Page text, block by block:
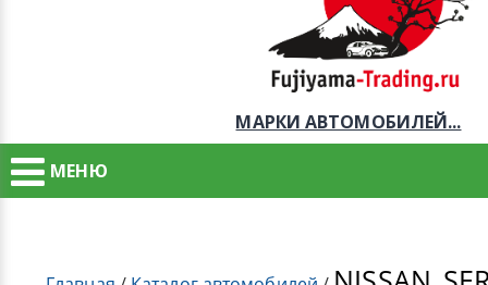
МАРКИ АВТОМОБИЛЕЙ...
МЕНЮ